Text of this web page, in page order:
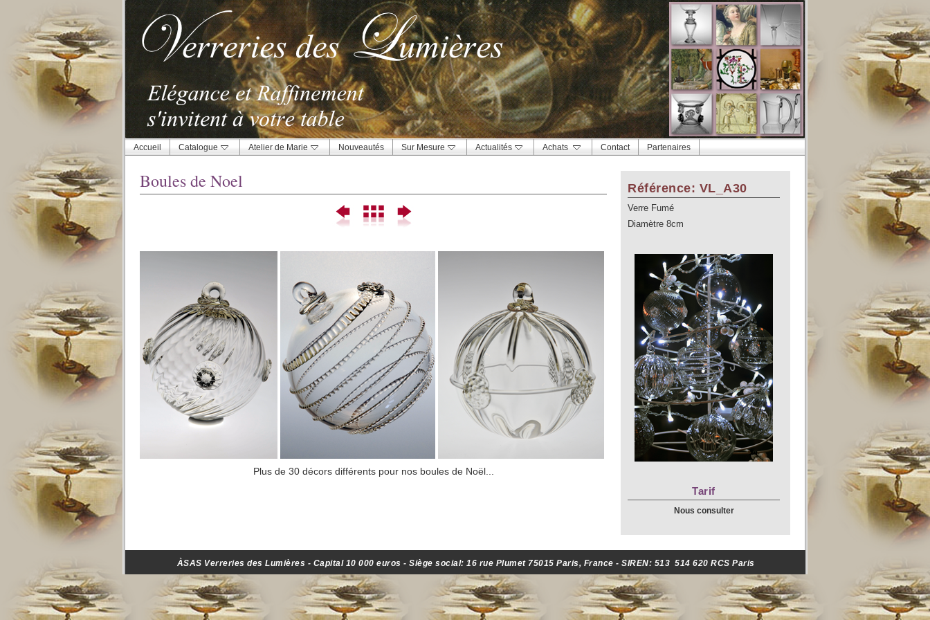
Accueil Catalogue Atelier de Marie Nouveautés Sur Mesure Actualités Achats Contact Partenaires
Référence: VL_A30
Verre Fumé
Diamètre 8cm
Tarif
Nous consulter
Boules de Noel
Plus de 30 décors différents pour nos boules de Noël...
ÀSAS Verreries des Lumières - Capital 10 000 euros - Siège social: 16 rue Plumet 75015 Paris, France - SIREN: 513 514 620 RCS Paris